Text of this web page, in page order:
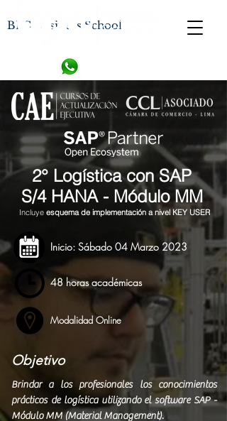
BPC Business School
2° Logística con SAP
S/4 HANA - Módulo MM
Incluye esquema de implementación a nivel KEY USER
Inicio: Sábado 04 Marzo 2023
48 horas académicas
Modalidad Online
Objetivo
Brindar a los profesionales los conocimientos
prácticos de logísticautilizando el software SAP -
Módulo MM (Material Management).